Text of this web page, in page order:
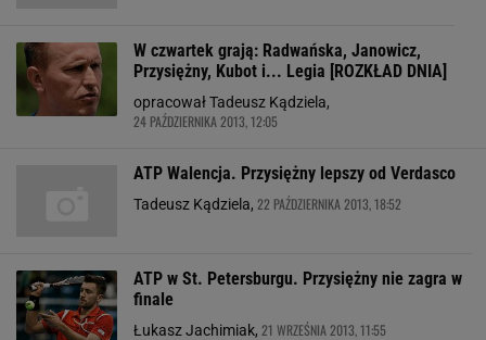
W czwartek grają: Radwańska, Janowicz,
Przysiężny, Kubot i... Legia [ROZKŁAD DNIA]
opracował Tadeusz Kądziela,
24 PAŹDZIERNIKA 2013, 12:05
ATP Walencja. Przysiężny lepszy od Verdasco
Tadeusz Kądziela, 22 PAŹDZIERNIKA 2013, 18:52
ATP w St. Petersburgu. Przysiężny nie zagra w
finale
Łukasz Jachimiak, 21 WRZEŚNIA 2013, 11:55